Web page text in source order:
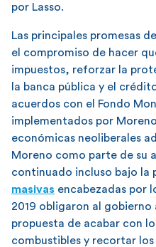
por Lasso.
Las principales promesas
el compromiso de hacer
impuestos, reforzar la
la banca pública y el
acuerdos con el Fondo
implementados por
económicas neoliberales
Moreno como parte de su
continuado incluso bajo la
masivas encabezadas por
2019 obligaron al gobierno
propuesta de acabar con
combustibles y recortar los